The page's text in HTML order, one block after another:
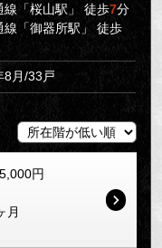
線「桜山駅」 徒歩7分
線「御器所駅」 徒歩
8月/33戸
円
月